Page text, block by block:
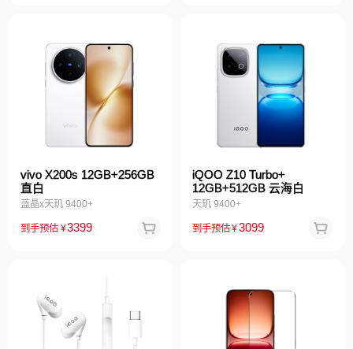
vivo X200s 12GB+256GB
直白
蓝晶x天玑 9400+
到手预估 ¥3399
iQOO Z10 Turbo+
12GB+512GB 云海白
天玑 9400+
到手预估¥3099